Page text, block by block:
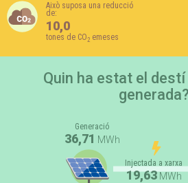
Això suposa una reducció
de:
10,0
tones de CO2 emeses
Quin ha estat el destí
generada?
Generació
36,71 MWh
Injectada a xarxa
19,63 MWh